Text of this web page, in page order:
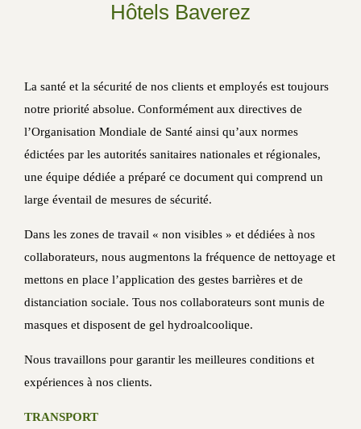
Hôtels Baverez
La santé et la sécurité de nos clients et employés est toujours
notre priorité absolue. Conformément aux directives de
l’Organisation Mondiale de Santé ainsi qu’aux normes
édictées par les autorités sanitaires nationales et régionales,
une équipe dédiée a préparé ce document qui comprend un
large éventail de mesures de sécurité.
Dans les zones de travail « non visibles » et dédiées à nos
collaborateurs, nous augmentons la fréquence de nettoyage et
mettons en place l’application des gestes barrières et de
distanciation sociale. Tous nos collaborateurs sont munis de
masques et disposent de gel hydroalcoolique.
Nous travaillons pour garantir les meilleures conditions et
expériences à nos clients.
TRANSPORT